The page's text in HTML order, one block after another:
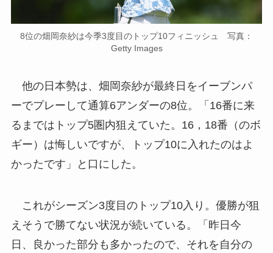
8位の畑岡奈紗は今季3度目のトップ10フィニッシュ 写真：
Getty Images
他の日本勢は、畑岡奈紗が最終日をイーブンパ
ーでプレーして通算6アンダーの8位。「16番に来
るまではトップ5圏内狙えていた。16，18番（のボ
ギー）は悔しいですが、トップ10に入れたのはよ
かったです」と口にした。
これがシーズン3度目のトップ10入り。優勝が狙
えそうで勝てない状況が続いている。「昨日今
日、良かった部分も多かったので、それを自分の